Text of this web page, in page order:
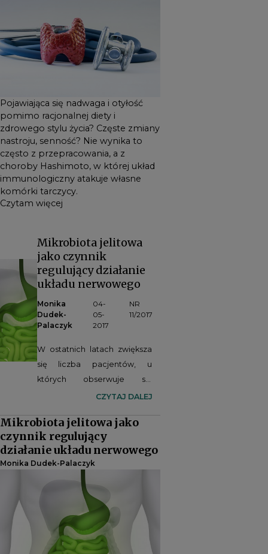
Pojawiająca się nadwaga i otyłość
pomimo racjonalnej diety i
zdrowego stylu życia? Częste zmiany
nastroju, senność? Nie wynika to
często z przepracowania, a z
choroby Hashimoto, w której układ
immunologiczny atakuje własne
komórki tarczycy.
Czytam więcej
Mikrobiota jelitowa
jako czynnik
regulujący działanie
układu nerwowego
Monika
Dudek-
Palaczyk
04-
05-
2017
NR
11/2017
W ostatnich latach zwiększa
się liczba pacjentów, u
których obserwuje się
współwystępowanie
zaburzeń psychicznych (np.
stany lękowe, depresja,
autyzm, schizofrenia).
CZYTAJ DALEJ
Mikrobiota jelitowa jako
czynnik regulujący
działanie układu nerwowego
Monika Dudek-Palaczyk